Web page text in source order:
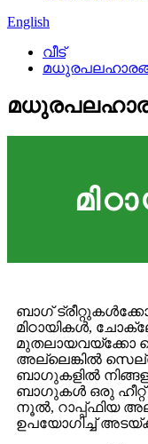
English
വീട്
ബാഗ്
മിഠായികൾ,
അല്ലെങ്കിൽ
ബാഗുകളിൽ
ബാഗുകൾ ഒരു ഹീറ്റ്
നൂൽ, റാപ്പ്ഫിയ
ഉപയോഗിച്ച്